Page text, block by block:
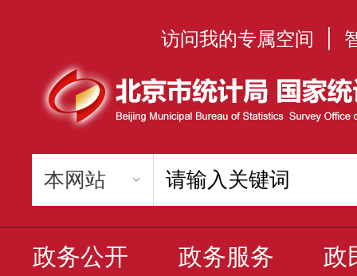
访问我的专属空间
政务公开 政务服务 政